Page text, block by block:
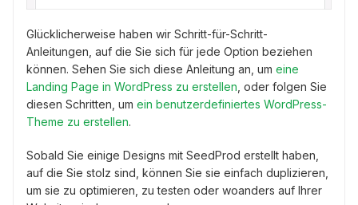
Glücklicherweise haben wir Schritt-für-Schritt-
Anleitungen, auf die Sie sich für jede Option beziehen
können. Sehen Sie sich diese Anleitung an, um eine
Landing Page in WordPress zu erstellen , oder folgen Sie
diesen Schritten, um ein benutzerdefiniertes WordPress-
Theme zu erstellen.
Sobald Sie einige Designs mit SeedProd erstellt haben,
auf die Sie stolz sind, können Sie sie einfach duplizieren,
um sie zu optimieren, zu testen oder woanders auf Ihrer